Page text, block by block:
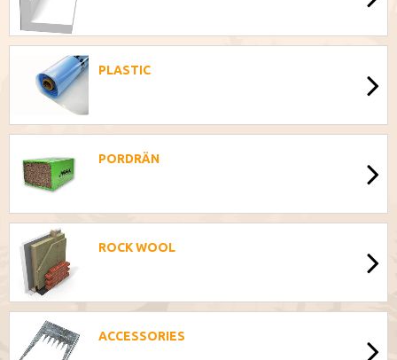
PLASTIC
PORDRÄN
ROCK WOOL
ACCESSORIES